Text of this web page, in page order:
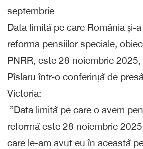
septembrie
Data limită pe care România și-
reforma pensiilor speciale,
PNRR, este 28 noiembrie
Pîslaru într-o conferință de
Victoria:
”Data limită pe care o avem
reformă este 28 noiembrie
care le-am avut eu în această